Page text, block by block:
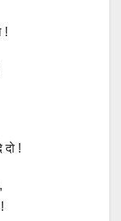
!
दो !